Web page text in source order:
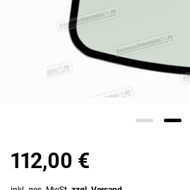
112,00 €